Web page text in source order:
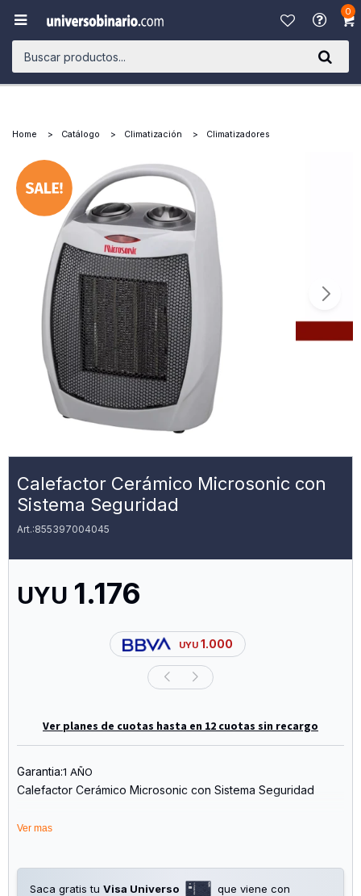
0

Home Catálogo Climatización Climatizadores
Calefactor Cerámico Microsonic con
Sistema Seguridad
855397004045
UYU 1.176
UYU 1.000
Ver planes de cuotas hasta en 12 cuotas sin recargo
Garantia:1 AÑO
Calefactor Cerámico Microsonic con Sistema Seguridad
2 Intensidades de Calor: Máximo 1500 W – Mínimo 750 W
Ahorra Energía con los Calefactores Cerámicos, Eficiencia a
la Hora de Calentar Tu Hogar !
Ver mas
Saca gratis tu Visa Universo
que viene con